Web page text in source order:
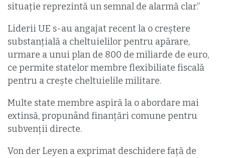
situaţie reprezintă un semnal de alarmă clar.”
Liderii UE s-au angajat recent la o creştere
substanţială a cheltuielilor pentru apărare,
urmare a unui plan de 800 de miliarde de euro,
ce permite statelor membre flexibiliate fiscală
pentru a creşte cheltuielile militare.
Multe state membre aspiră la o abordare mai
extinsă, propunând finanţări comune pentru
subvenţii directe.
Von der Leyen a exprimat deschidere faţă de